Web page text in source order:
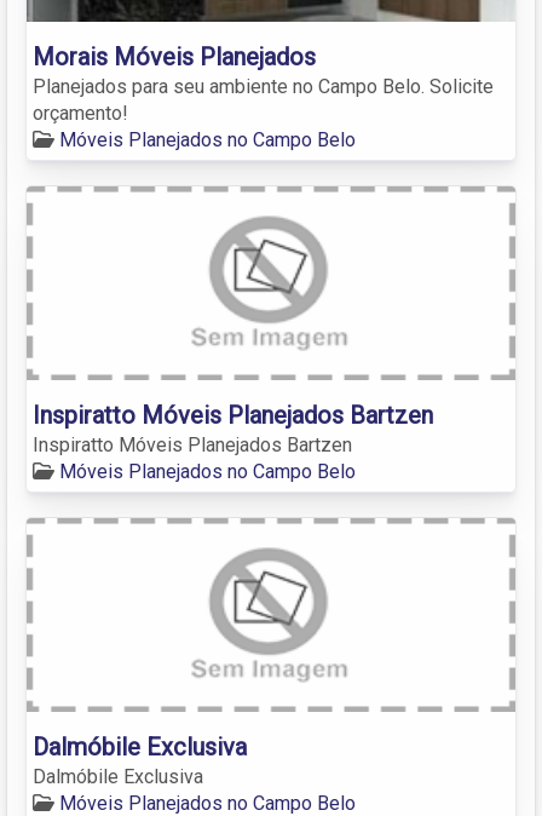
Morais Móveis Planejados
Planejados para seu ambiente no Campo Belo. Solicite
orçamento!
Móveis Planejados no Campo Belo
Inspiratto Móveis Planejados Bartzen
Inspiratto Móveis Planejados Bartzen
Móveis Planejados no Campo Belo
Dalmóbile Exclusiva
Dalmóbile Exclusiva
Móveis Planejados no Campo Belo